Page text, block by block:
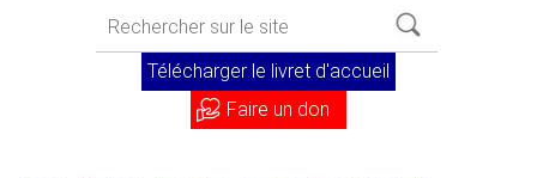
Télécharger le livret d'accueil
Faire un don